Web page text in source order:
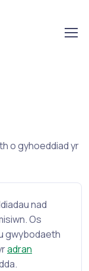
o gyhoeddiad yr
nad
Os
gwybodaeth
adran